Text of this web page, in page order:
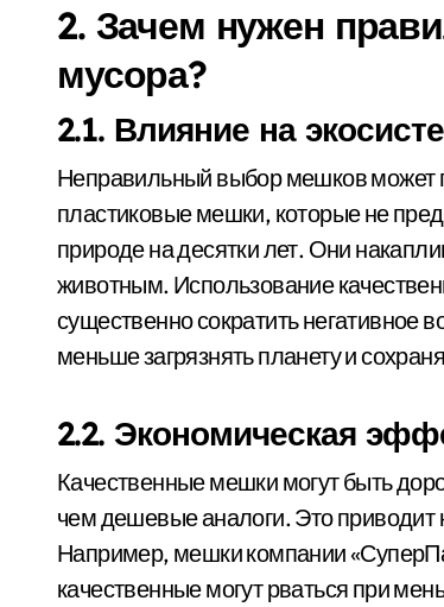
2. Зачем нужен
мусора?
2.1. Влияние на
Неправильный выбор мешков может
пластиковые мешки, которые не
природе на десятки лет. Они
животным. Использование
существенно сократить негативное
меньше загрязнять планету и
2.2. Экономическая
Качественные мешки могут быть
чем дешевые аналоги. Это
Например, мешки компании
качественные могут рваться при